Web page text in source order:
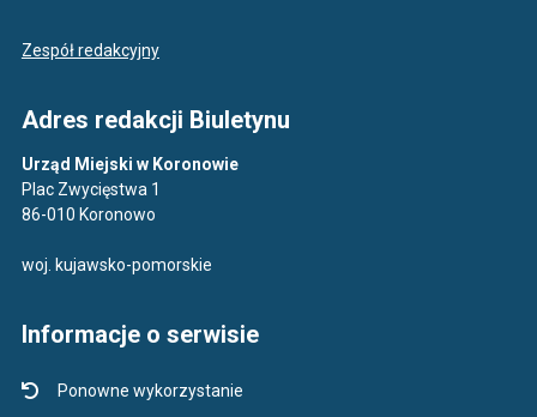
Zespół redakcyjny
Adres redakcji Biuletynu
Urząd Miejski w Koronowie
Plac Zwycięstwa 1
86-010 Koronowo
woj. kujawsko-pomorskie
Informacje o serwisie
Ponowne wykorzystanie